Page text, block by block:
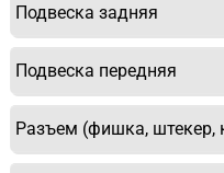
Подвеска задняя
Подвеска передняя
Разъем (фишка, штекер,
Спасибо,